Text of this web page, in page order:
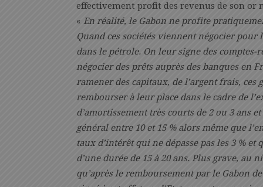
effectivement profit des revenus de son or
« En réalité, le Gabon ne profite
Quand ces sociétés viennent négocier
dans le pétrole. On leur signe des
négocier des prêts auprès des banques en
ramener des capitaux, de l’argent frais, ces
rembourser à leur place dans le cadre de
d’amortissement très courts de 2 ou 3 ans
général entre 10 et 15 % alors même que
taux d’intérêt qui ne dépasse pas les 3 %
d’une durée de 15 à 20 ans. Plus grave,
qu’après le remboursement par le Gabon